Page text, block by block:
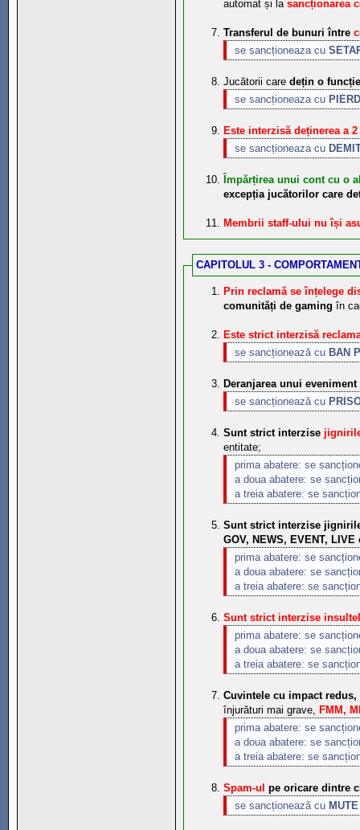
automat și la sancționarea
Transferul de bunuri între
se sancționeaza cu
Jucătorii care dețin o
se sancționeaza cu
Este interzisă deținerea a
se sancționeaza cu
Împărțirea unui cont cu o
excepția jucătorilor care
Membrii staff-ului nu își
CAPITOLUL 3 -
Prin reclamă se înțelege
comunități de gaming în
Este strict interzisă
se sancționează cu BAN
Deranjarea unui eveniment
se sancționează cu
Sunt strict interzise
entitate;
prima abatere: se
a doua abatere: se
a treia abatere: se
Sunt strict interzise
GOV, NEWS, EVENT, LIVE
prima abatere: se
a doua abatere: se
a treia abatere: se
Sunt strict interzise
prima abatere: se
a doua abatere: se
a treia abatere: se
Cuvintele cu impact redus,
înjurături mai grave, FMM,
prima abatere: se
a doua abatere: se
a treia abatere: se
Spam-ul pe oricare dintre
se sancționează cu